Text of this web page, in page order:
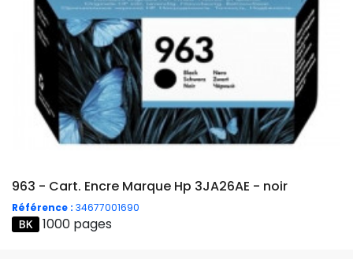
963 - Cart. Encre Marque Hp 3JA26AE - noir
Référence : 34677001690
1000 pages